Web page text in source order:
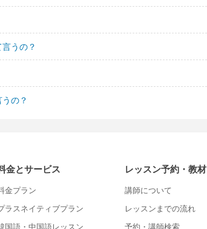
うの？
の？
金とサービス
金プラン
ラスネイティブプラン
レッスン予約・教材
講師について
レッスンまでの流れ